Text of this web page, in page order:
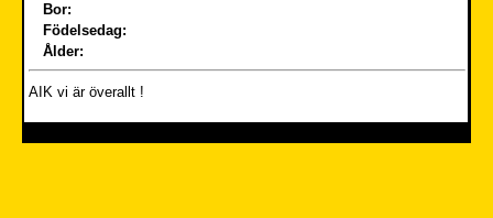
Bor:
Födelsedag:
Ålder:
AIK vi är överallt !